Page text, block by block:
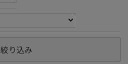
絞り込み